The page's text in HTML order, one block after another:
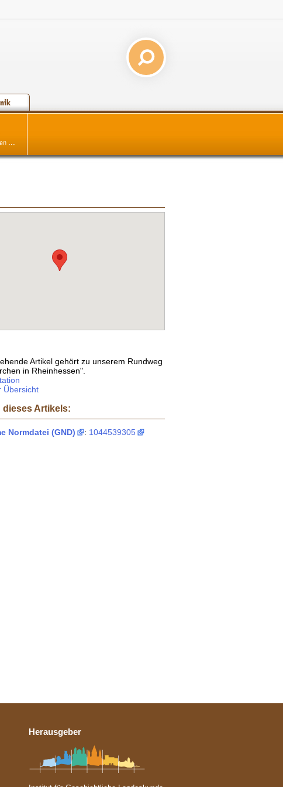
...
Artikel gehört zu unserem Rundweg
in Rheinhessen".
Übersicht
dieses Artikels:
Normdatei (GND) : 1044539305
Herausgeber